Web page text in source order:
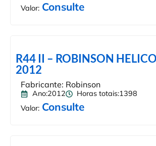
Valor: Consulte
R44 II – ROBINSON
2012
Fabricante: Robinson
Ano:2012 Horas totais:1398
Valor: Consulte